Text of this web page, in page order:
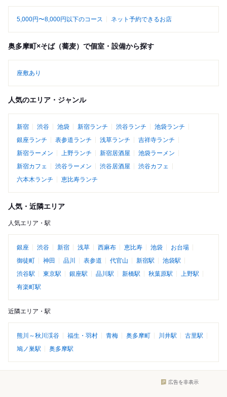
5,000円〜8,000円以下のコース ネット予約できるお店
奥多摩町×そば（蕎麦）で個室・設備から探す
座敷あり
人気のエリア・ジャンル
新宿 渋谷 池袋 新宿ランチ 渋谷ランチ
池袋ランチ
銀座ランチ
表参道ランチ 浅草ランチ
吉祥寺ランチ
新宿ラーメン
上野ランチ 新宿居酒屋
池袋ラーメン
新宿カフェ
渋谷ラーメン 渋谷居酒屋
渋谷カフェ
六本木ランチ
恵比寿ランチ
人気・近隣エリア
人気エリア・駅
銀座 渋谷 新宿 浅草 西麻布 恵比寿 池袋
お台場
御徒町
神田 品川 表参道 代官山 新宿駅
池袋駅
渋谷駅
東京駅 銀座駅 品川駅 新橋駅 秋葉原駅
上野駅
有楽町駅
近隣エリア・駅
熊川～秋川渓谷 福生・羽村 青梅 奥多摩町 川井駅
古里駅
鳩ノ巣駅
奥多摩駅
広告を非表示